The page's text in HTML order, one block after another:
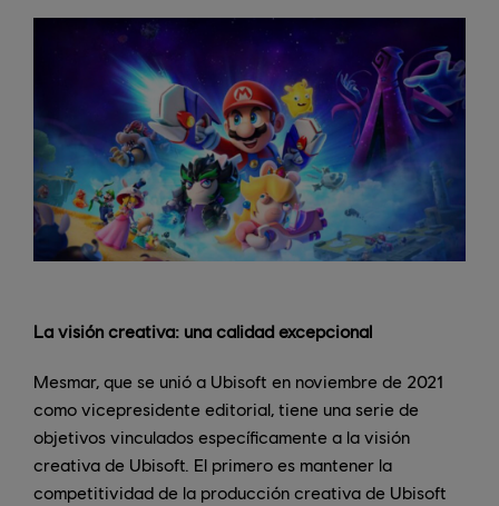
La visión creativa: una calidad excepcional
Mesmar, que se unió a Ubisoft en noviembre de 2021
como vicepresidente editorial, tiene una serie de
objetivos vinculados específicamente a la visión
creativa de Ubisoft. El primero es mantener la
competitividad de la producción creativa de Ubisoft